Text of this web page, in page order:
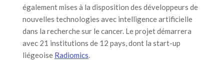
également mises à la disposition des développeurs de
nouvelles technologies avec intelligence artificielle
dans la recherche sur le cancer. Le projet démarrera
avec 21 institutions de 12 pays, dont la start-up
liégeoise Radiomics.